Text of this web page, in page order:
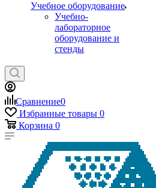
Учебное оборудование
Учебно-
лабораторное
оборудование и
стенды
Сравнение0
Избранные товары 0
Корзина 0